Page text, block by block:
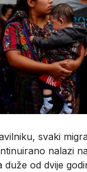
svaki
nalazi
duže od dvije